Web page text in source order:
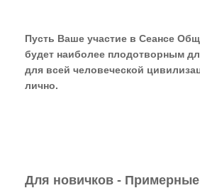
Пусть Ваше участие в Сеансе
будет наиболее плодотворным
для всей человеческой
лично.
Для новичков -